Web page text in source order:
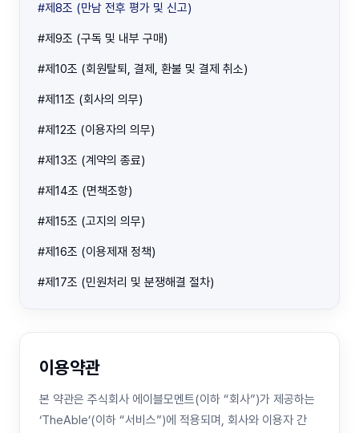
#제8조 (만남 전후 평가 및 신고)
#제9조 (구독 및 내부 구매)
#제10조 (회원탈퇴, 결제, 환불 및 결제 취소)
#제11조 (회사의 의무)
#제12조 (이용자의 의무)
#제13조 (계약의 종료)
#제14조 (면책조항)
#제15조 (고지의 의무)
#제16조 (이용제재 정책)
#제17조 (민원처리 및 분쟁해결 절차)
이용약관
본 약관은 주식회사 에이블모멘트(이하 “회사”)가 제공하는
‘TheAble’(이하 “서비스”)에 적용되며, 회사와 이용자 간